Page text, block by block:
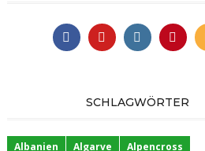
SCHLAGWÖRTER
Albanien Algarve
Alpencross